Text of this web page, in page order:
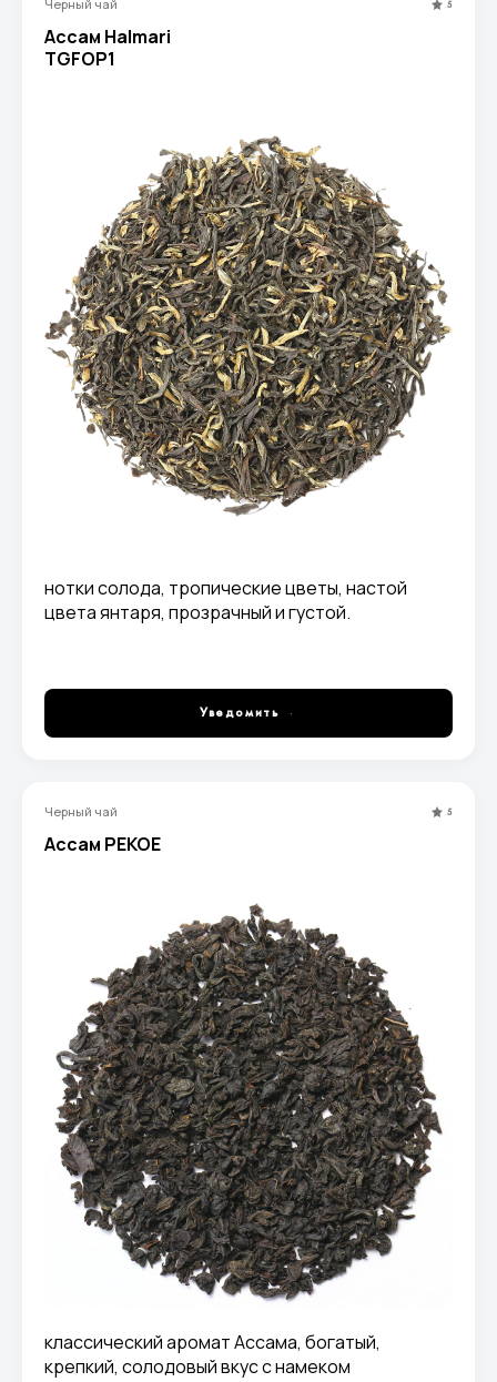
Черный чай 5
Ассам Halmari
TGFOP1
нотки солода, тропические цветы, настой
цвета янтаря, прозрачный и густой.
Уведомить
Черный чай 5
Ассам PEKOE
классический аромат Ассама, богатый,
крепкий, солодовый вкус с намеком